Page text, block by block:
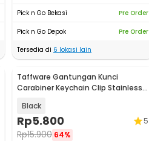
Pick n Go Bekasi
Pre Order
Pick n Go Depok
Pre Order
Tersedia di 6 lokasi lain
Taffware Gantungan Kunci
Carabiner Keychain Clip Stainless
Black
Rp5.800
Rp15.900 64%
5